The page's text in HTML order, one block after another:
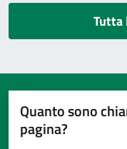
Tutta
Quanto sono
pagina?